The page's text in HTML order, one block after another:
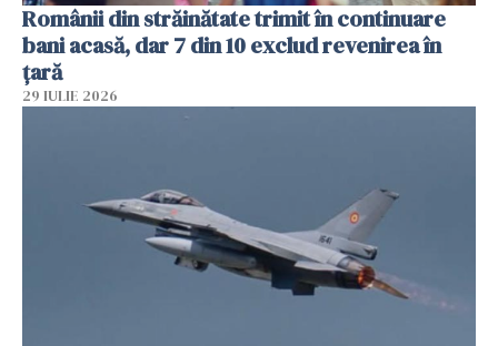
Românii din străinătate trimit în continuare
bani acasă, dar 7 din 10 exclud revenirea în
țară
29 IULIE 2026